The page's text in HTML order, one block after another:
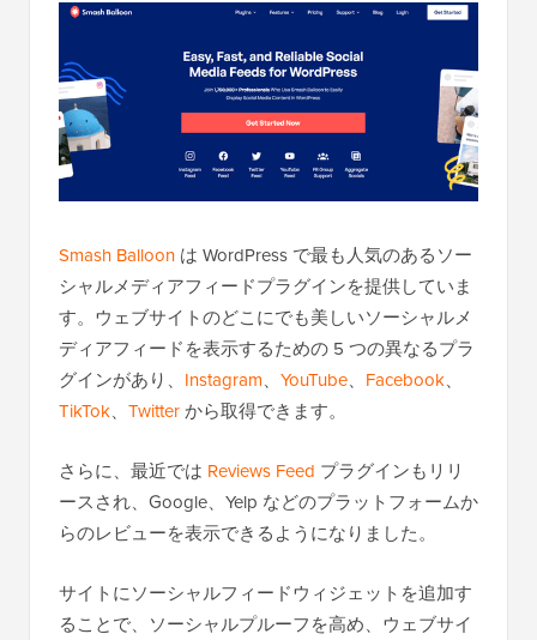
Smash Balloon は WordPress で最も人気のあるソー
シャルメディアフィードプラグインを提供していま
す。ウェブサイトのどこにでも美しいソーシャルメ
ディアフィードを表示するための 5 つの異なるプラ
グインがあり、 Instagram、 YouTube、 Facebook、
TikTok、 Twitterから取得できます。
さらに、最近では Reviews Feed プラグインもリリ
ースされ、Google、Yelp などのプラットフォームか
らのレビューを表示できるようになりました。
サイトにソーシャルフィードウィジェットを追加す
ることで、ソーシャルプルーフを高め、ウェブサイ